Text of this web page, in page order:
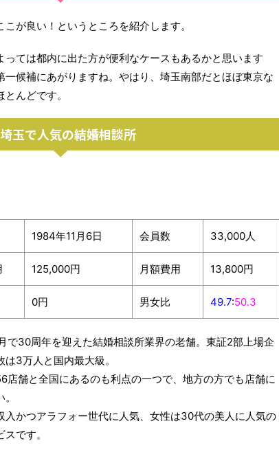
が良い！というところを紹介します。
ては都内に出た方が便利なケースもあるかと思います
候補にあがりますね。やはり、埼玉南部だとほぼ東京な
んどです。
埼玉で人気の結婚相談所
1984年11月6日 会員数 33,000人
125,000円 月額費用 13,800円
0円 男女比 49.7:50.3
で30周年を迎えた結婚相談所業界の老舗。東証2部上場企
は3万人と国内最大級。
店舗と全国にあるのも利点の一つで、地方の方でも店舗に
入かつアラフォー世代に人気、女性は30代の美人に人気の
です。